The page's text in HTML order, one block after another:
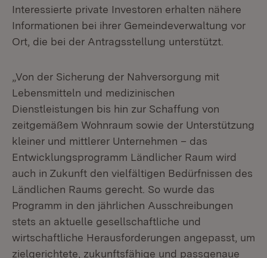
Interessierte private Investoren erhalten nähere
Informationen bei ihrer Gemeindeverwaltung vor
Ort, die bei der Antragsstellung unterstützt.
„Von der Sicherung der Nahversorgung mit
Lebensmitteln und medizinischen
Dienstleistungen bis hin zur Schaffung von
zeitgemäßem Wohnraum sowie der Unterstützung
kleiner und mittlerer Unternehmen – das
Entwicklungsprogramm Ländlicher Raum wird
auch in Zukunft den vielfältigen Bedürfnissen des
Ländlichen Raums gerecht. So wurde das
Programm in den jährlichen Ausschreibungen
stets an aktuelle gesellschaftliche und
wirtschaftliche Herausforderungen angepasst, um
zielgerichtete, zukunftsfähige und passgenaue